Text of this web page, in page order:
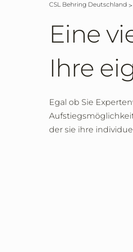
CSL Behring Deutschland
Eine
Ihre
Egal ob Sie
der sie ihre